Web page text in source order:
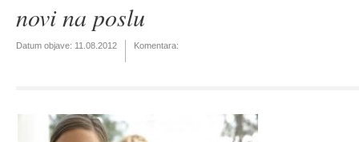
novi na poslu
Datum objave: 11.08.2012 Komentara: